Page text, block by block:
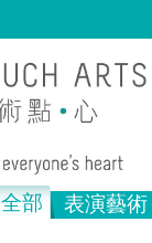
全部 表演藝術